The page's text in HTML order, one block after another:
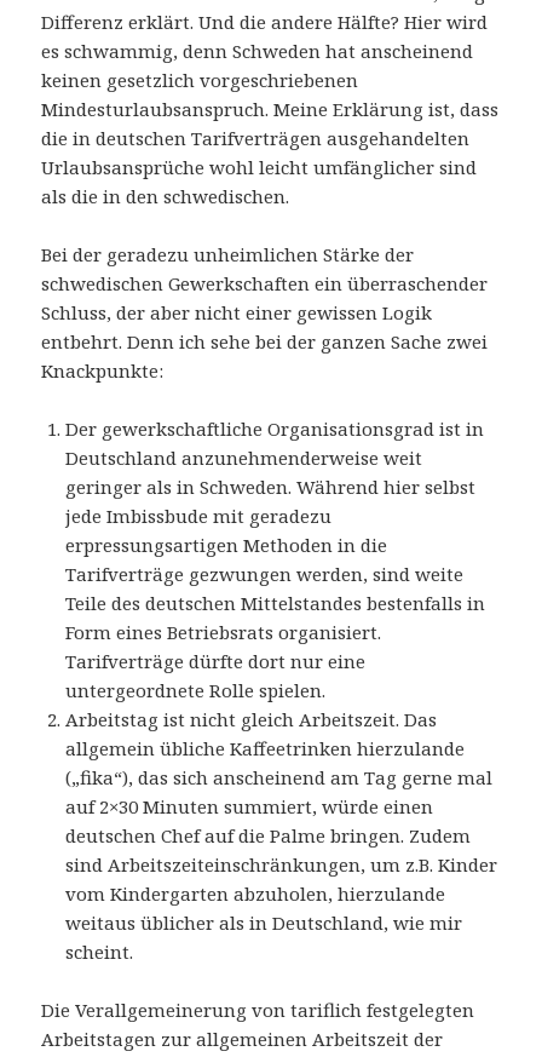
Differenz erklärt. Und die andere Hälfte? Hier wird
es schwammig, denn Schweden hat anscheinend
keinen gesetzlich vorgeschriebenen
Mindesturlaubsanspruch. Meine Erklärung ist, dass
die in deutschen Tarifverträgen ausgehandelten
Urlaubsansprüche wohl leicht umfänglicher sind
als die in den schwedischen.
Bei der geradezu unheimlichen Stärke der
schwedischen Gewerkschaften ein überraschender
Schluss, der aber nicht einer gewissen Logik
entbehrt. Denn ich sehe bei der ganzen Sache zwei
Knackpunkte:
Der gewerkschaftliche Organisationsgrad ist in
Deutschland anzunehmenderweise weit
geringer als in Schweden. Während hier selbst
jede Imbissbude mit geradezu
erpressungsartigen Methoden in die
Tarifverträge gezwungen werden, sind weite
Teile des deutschen Mittelstandes bestenfalls in
Form eines Betriebsrats organisiert.
Tarifverträge dürfte dort nur eine
untergeordnete Rolle spielen.
Arbeitstag ist nicht gleich Arbeitszeit. Das
allgemein übliche Kaffeetrinken hierzulande
(„fika“), das sich anscheinend am Tag gerne mal
auf 2×30 Minuten summiert, würde einen
deutschen Chef auf die Palme bringen. Zudem
sind Arbeitszeiteinschränkungen, um z.B. Kinder
vom Kindergarten abzuholen, hierzulande
weitaus üblicher als in Deutschland, wie mir
scheint.
Die Verallgemeinerung von tariflich festgelegten
Arbeitstagen zur allgemeinen Arbeitszeit der